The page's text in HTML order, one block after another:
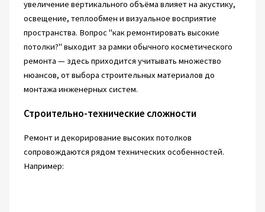
увеличение вертикального объёма влияет на акустику,
освещение, теплообмен и визуальное восприятие
пространства. Вопрос "как ремонтировать высокие
потолки?" выходит за рамки обычного косметического
ремонта — здесь приходится учитывать множество
нюансов, от выбора строительных материалов до
монтажа инженерных систем.
Строительно-технические сложности
Ремонт и декорирование высоких потолков
сопровождаются рядом технических особенностей.
Например: